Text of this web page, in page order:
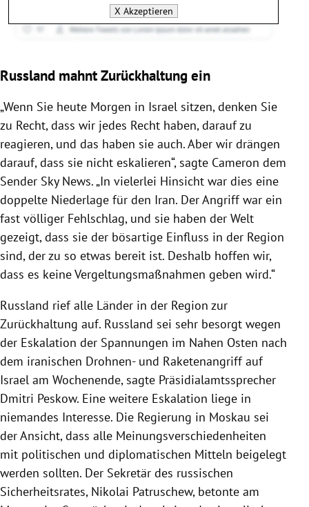
X Akzeptieren
Russland mahnt Zurückhaltung ein
„Wenn Sie heute Morgen in Israel sitzen, denken Sie
zu Recht, dass wir jedes Recht haben, darauf zu
reagieren, und das haben sie auch. Aber wir drängen
darauf, dass sie nicht eskalieren“, sagte Cameron dem
Sender Sky News. „In vielerlei Hinsicht war dies eine
doppelte Niederlage für den Iran. Der Angriff war ein
fast völliger Fehlschlag, und sie haben der Welt
gezeigt, dass sie der bösartige Einfluss in der Region
sind, der zu so etwas bereit ist. Deshalb hoffen wir,
dass es keine Vergeltungsmaßnahmen geben wird.“
Russland rief alle Länder in der Region zur
Zurückhaltung auf. Russland sei sehr besorgt wegen
der Eskalation der Spannungen im Nahen Osten nach
dem iranischen Drohnen- und Raketenangriff auf
Israel am Wochenende, sagte Präsidialamtssprecher
Dmitri Peskow. Eine weitere Eskalation liege in
niemandes Interesse. Die Regierung in Moskau sei
der Ansicht, dass alle Meinungsverschiedenheiten
mit politischen und diplomatischen Mitteln beigelegt
werden sollten. Der Sekretär des russischen
Sicherheitsrates, Nikolai Patruschew, betonte am